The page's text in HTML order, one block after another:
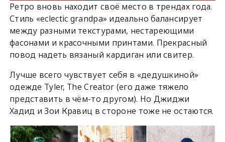
Ретро вновь находит своё место в трендах года.
Стиль «eclectic grandpa» идеально балансирует
между разными текстурами, нестареющими
фасонами и красочными принтами. Прекрасный
повод надеть вязаный кардиган или свитер.
Лучше всего чувствует себя в «дедушкиной»
одежде Tyler, The Creator (его даже тяжело
представить в чём-то другом). Но Джиджи
Хадид и Зои Кравиц в стороне тоже не остаются.